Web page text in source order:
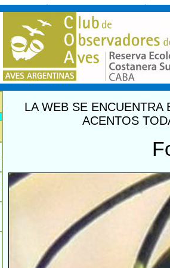
LA WEB SE
ACENTOS